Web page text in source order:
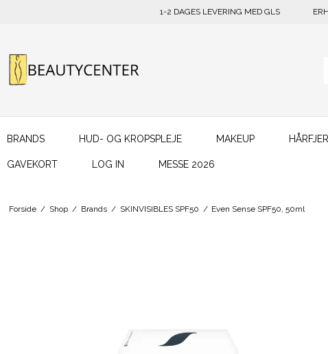
1-2 DAGES LEVERING MED GLS
BRANDS HUD- OG KROPSPLEJE MAKEUP
GAVEKORT LOG IN MESSE 2026
Forside / Shop / Brands / SKINVISIBLES SPF50 / Even Sense SPF50, 50ml